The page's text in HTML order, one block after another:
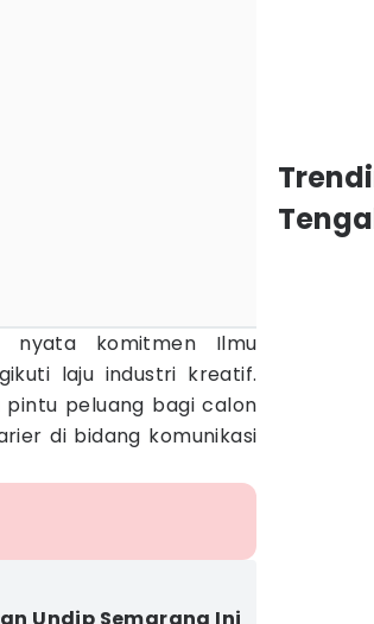
nyata komitmen Ilmu
laju industri kreatif.
pintu peluang bagi calon
di bidang komunikasi